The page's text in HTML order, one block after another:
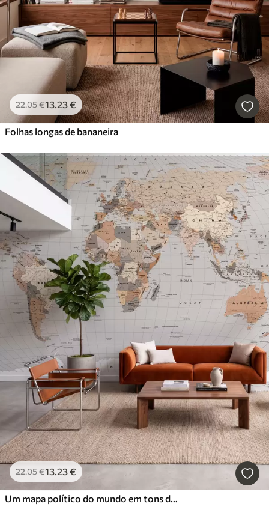
22.05€13.23€
Folhas longas de bananeira
22.05€13.23€
Um mapa político do mundo em tons de bege com bandeiras em inglês